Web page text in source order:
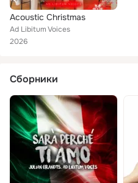
Acoustic Christmas
Ad Libitum Voices
2026
Сборники